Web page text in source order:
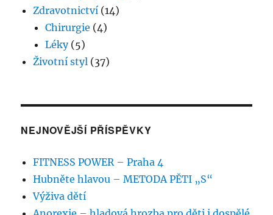
Zdravotnictví (14)
Chirurgie (4)
Léky(5)
Životní styl (37)
NEJNOVĚJŠÍ PŘÍSPĚVKY
FITNESS POWER – Praha 4
Hubněte hlavou – METODA PĚTI „S“
Výživa dětí